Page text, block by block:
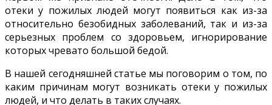
отеки у пожилых людей могут появиться как из-за
относительно безобидных заболеваний, так и из-за
серьезных проблем со здоровьем, игнорирование
которых чревато большой бедой.
В нашей сегодняшней статье мы поговорим о том, по
каким причинам могут возникать отеки у пожилых
людей, и что делать в таких случаях.